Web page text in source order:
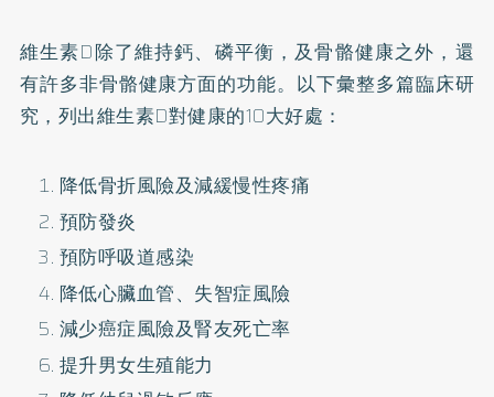
維生素D除了維持鈣、磷平衡，及骨骼健康之外，還
有許多非骨骼健康方面的功能。以下彙整多篇臨床研
究，列出維生素D對健康的10大好處：
降低骨折風險及減緩慢性疼痛
預防發炎
預防呼吸道感染
降低心臟血管、失智症風險
減少癌症風險及腎友死亡率
提升男女生殖能力